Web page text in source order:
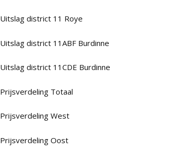
Uitslag district 11 Roye
Uitslag district 11ABF Burdinne
Uitslag district 11CDE Burdinne
Prijsverdeling Totaal
Prijsverdeling West
Prijsverdeling Oost